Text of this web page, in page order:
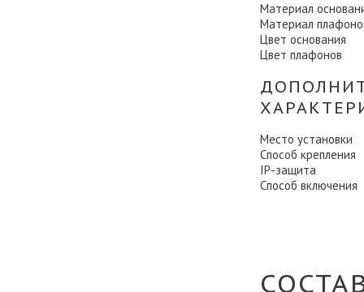
Материал
Материал
Цвет основания
Цвет плафонов
Место установки
Способ крепления
IP-защита
Способ включения